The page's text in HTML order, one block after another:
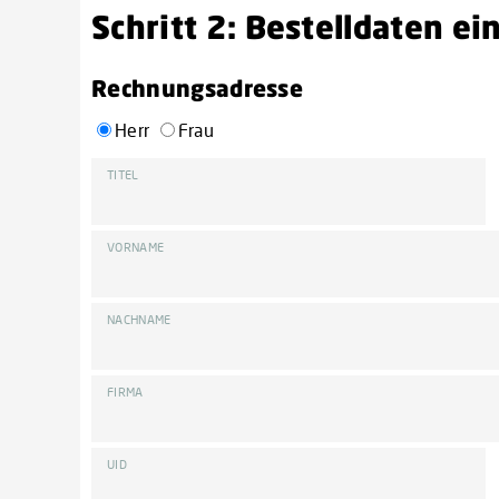
Schritt 2: Bestelldaten
Rechnungsadresse
Herr Frau
TITEL
VORNAME
NACHNAME
FIRMA
UID